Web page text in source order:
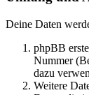
Deine Daten
phpBB
Nummer
dazu
Weitere